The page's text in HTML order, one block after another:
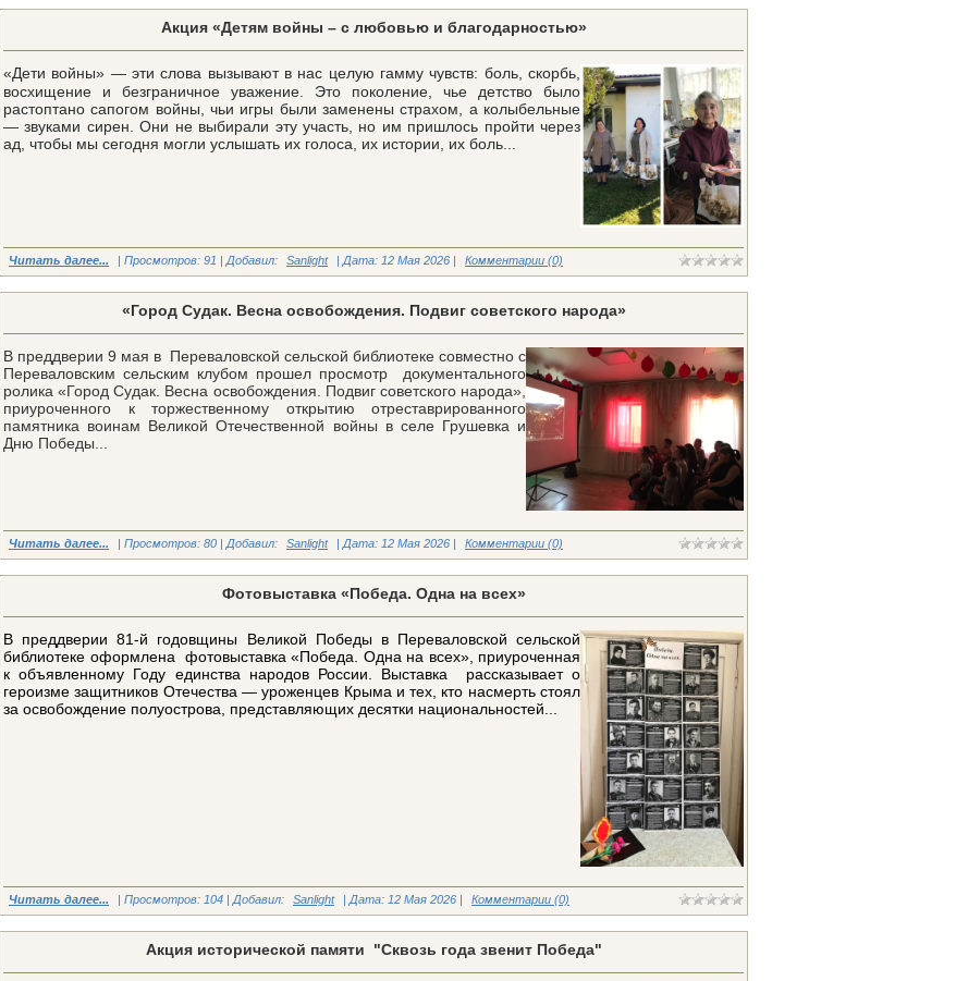
Акция «Детям войны – с любовью и благодарностью»
«Дети войны» — эти слова вызывают в нас целую гамму чувств: боль, скорбь,
восхищение и безграничное уважение. Это поколение, чье детство было
растоптано сапогом войны, чьи игры были заменены страхом, а колыбельные
— звуками сирен. Они не выбирали эту участь, но им пришлось пройти через
ад, чтобы мы сегодня могли услышать их голоса, их истории, их боль...
Читать далее... | Просмотров: 91 | Добавил: Sanlight | Дата: 12 Мая 2026 | Комментарии (0)
«Город Судак. Весна освобождения. Подвиг советского народа»
В преддверии 9 мая в Переваловской сельской библиотеке совместно с
Переваловским сельским клубом прошел просмотр документального
ролика «Город Судак. Весна освобождения. Подвиг советского народа»,
приуроченного к торжественному открытию отреставрированного
памятника воинам Великой Отечественной войны в селе Грушевка и
Дню Победы...
Читать далее... | Просмотров: 80 | Добавил: Sanlight | Дата: 12 Мая 2026 | Комментарии (0)
Фотовыставка «Победа. Одна на всех»
В преддверии 81-й годовщины Великой Победы в Переваловской сельской
библиотеке оформлена фотовыставка «Победа. Одна на всех», приуроченная
к объявленному Году единства народов России. Выставка рассказывает о
героизме защитников Отечества — уроженцев Крыма и тех, кто насмерть стоял
за освобождение полуострова, представляющих десятки национальностей...
Читать далее... | Просмотров: 104 | Добавил: Sanlight | Дата: 12 Мая 2026 | Комментарии (0)
Акция исторической памяти "Сквозь года звенит Победа"